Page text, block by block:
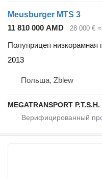
Meusburger MTS 3
11 810 000 AMD
28 000 €
Полуприцеп низкорамная
2013
Польша, Zblew
MEGATRANSPORT